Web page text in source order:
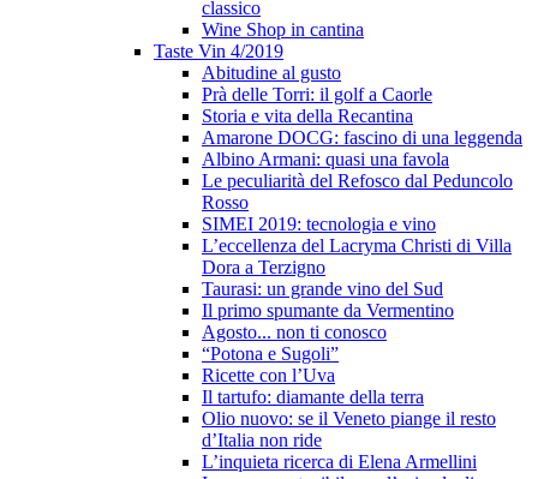
classico
Wine Shop in cantina
Taste Vin 4/2019
Abitudine al gusto
Prà delle Torri: il golf a Caorle
Storia e vita della Recantina
Amarone DOCG: fascino di una leggenda
Albino Armani: quasi una favola
Le peculiarità del Refosco dal Peduncolo
Rosso
SIMEI 2019: tecnologia e vino
L’eccellenza del Lacryma Christi di Villa
Dora a Terzigno
Taurasi: un grande vino del Sud
Il primo spumante da Vermentino
Agosto... non ti conosco
“Potona e Sugoli”
Ricette con l’Uva
Il tartufo: diamante della terra
Olio nuovo: se il Veneto piange il resto
d’Italia non ride
L’inquieta ricerca di Elena Armellini